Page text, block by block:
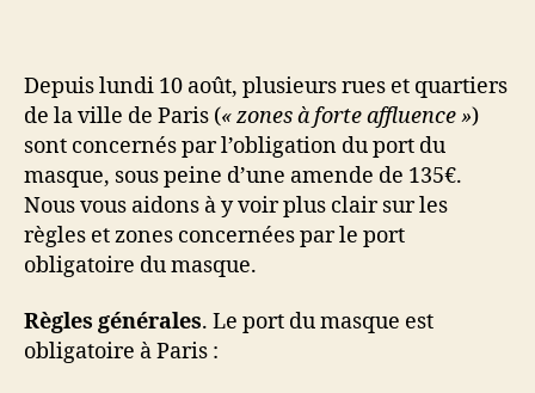
Depuis lundi 10 août, plusieurs rues et quartiers
de la ville de Paris (« zones à forte affluence »)
sont concernés par l’obligation du port du
masque, sous peine d’une amende de 135€.
Nous vous aidons à y voir plus clair sur les
règles et zones concernées par le port
obligatoire du masque.
Règles générales. Le port du masque est
obligatoire à Paris :